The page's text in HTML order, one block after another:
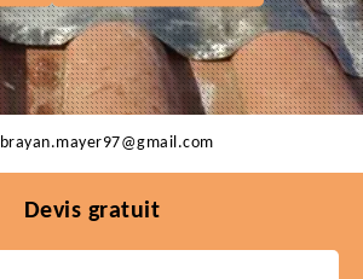
brayan.mayer97@gmail.com
Devis gratuit